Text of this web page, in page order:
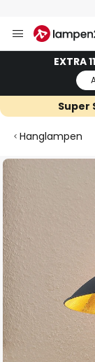
naar
EXTRA
Super
Hanglampen
Ga
naar
het
einde
van
de
afbeeldingen-
gallerij